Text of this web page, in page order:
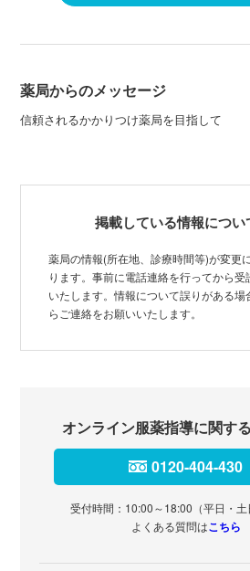
薬局からのメッセージ
信頼されるかかりつけ薬局を目指して
掲載している情報につ
薬局の情報(所在地、診療時間等)が変更
ります。事前に電話連絡を行ってから
いたします。情報について誤りがある
らご連絡をお願いいたします。
オンライン服薬指導に関す
0120-404-430
受付時間：10:00～18:00（平日・土
よくある質問はこちら